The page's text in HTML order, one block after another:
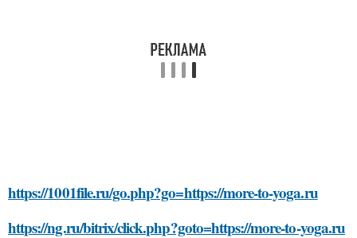
https://1001file.ru/go.php?go=https://more-to-yoga.ru
https://ng.ru/bitrix/click.php?goto=https://more-to-yoga.ru